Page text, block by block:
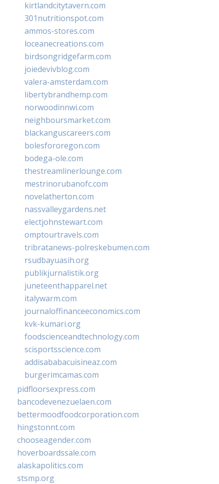
kirtlandcitytavern.com
301nutritionspot.com
ammos-stores.com
loceanecreations.com
birdsongridgefarm.com
joiedevivblog.com
valera-amsterdam.com
libertybrandhemp.com
norwoodinnwi.com
neighboursmarket.com
blackanguscareers.com
bolesfororegon.com
bodega-ole.com
thestreamlinerlounge.com
mestrinorubanofc.com
novelatherton.com
nassvalleygardens.net
electjohnstewart.com
omptourtravels.com
tribratanews-polreskebumen.com
rsudbayuasih.org
publikjurnalistik.org
juneteenthapparel.net
italywarm.com
journaloffinanceeconomics.com
kvk-kumari.org
foodscienceandtechnology.com
scisportsscience.com
addisababacuisineaz.com
burgerimcamas.com
pidfloorsexpress.com
bancodevenezuelaen.com
bettermoodfoodcorporation.com
hingstonnt.com
chooseagender.com
hoverboardssale.com
alaskapolitics.com
stsmp.org